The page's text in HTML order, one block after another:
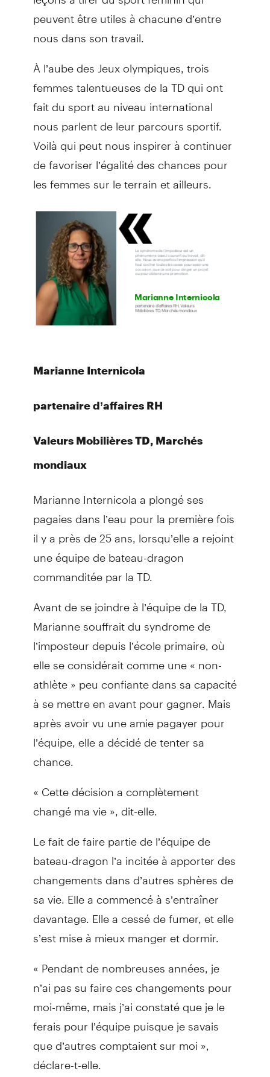
peuvent être utiles à chacune d’entre
nous dans son travail.
À l’aube des Jeux olympiques, trois
femmes talentueuses de la TD qui ont
fait du sport au niveau international
nous parlent de leur parcours sportif.
Voilà qui peut nous inspirer à continuer
de favoriser l’égalité des chances pour
les femmes sur le terrain et ailleurs.
Marianne Internicola
partenaire d’affaires RH
Valeurs Mobilières TD, Marchés
mondiaux
Marianne Internicola a plongé ses
pagaies dans l’eau pour la première fois
il y a près de 25 ans, lorsqu’elle a rejoint
une équipe de bateau-dragon
commanditée par la TD.
Avant de se joindre à l’équipe de la TD,
Marianne souffrait du syndrome de
l’imposteur depuis l’école primaire, où
elle se considérait comme une « non-
athlète » peu confiante dans sa capacité
à se mettre en avant pour gagner. Mais
après avoir vu une amie pagayer pour
l’équipe, elle a décidé de tenter sa
chance.
« Cette décision a complètement
changé ma vie », dit-elle.
Le fait de faire partie de l’équipe de
bateau-dragon l’a incitée à apporter des
changements dans d’autres sphères de
sa vie. Elle a commencé à s’entraîner
davantage. Elle a cessé de fumer, et elle
s’est mise à mieux manger et dormir.
« Pendant de nombreuses années, je
n’ai pas su faire ces changements pour
moi-même, mais j’ai constaté que je le
ferais pour l’équipe puisque je savais
que d’autres comptaient sur moi »,
déclare-t-elle.